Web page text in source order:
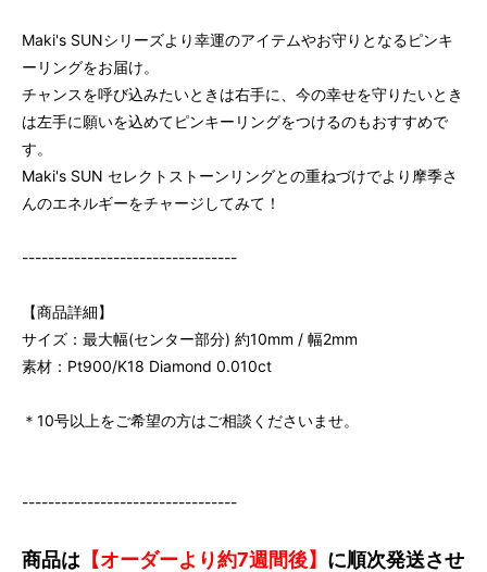
Maki's SUNシリーズより幸運のアイテムやお守りとなるピンキ
ーリングをお届け。
チャンスを呼び込みたいときは右手に、今の幸せを守りたいとき
は左手に願いを込めてピンキーリングをつけるのもおすすめで
す。
Maki's SUN セレクトストーンリングとの重ねづけでより摩季さ
んのエネルギーをチャージしてみて！
---------------------------------
【商品詳細】
サイズ：最大幅(センター部分) 約10mm / 幅2mm
素材：Pt900/K18 Diamond 0.010ct
＊10号以上をご希望の方はご相談くださいませ。
---------------------------------
商品は 【オーダーより約7週間後】 に順次発送させ